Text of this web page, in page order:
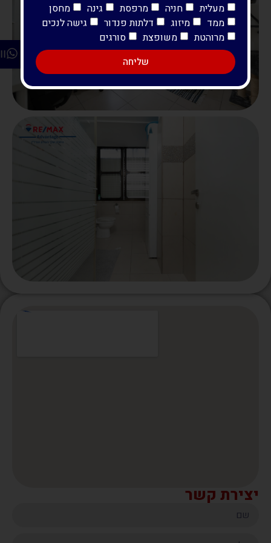
יצירת קשר
מעלית חניה מרפסת גינה
מחסן
ממד
מיזוג דלתות פנדור
גישה לנכים
מרוהטת
משופצת סורגים
שליחה